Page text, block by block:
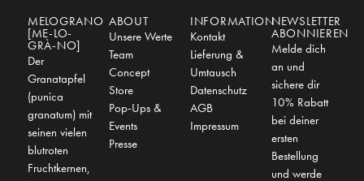
MELOGRANO
[ME-LO-
GRÀ-NO]
Der
Granatapfel
(punica
granatum) mit
seinen vielen
blutroten
Fruchtkernen,
ABOUT
Unsere Werte
Team
Concept
Store
Pop-Ups &
Events
Presse
INFORMATION
Kontakt
Lieferung &
Umtausch
Datenschutz
AGB
Impressum
NEWSLETTER
ABONNIEREN
Melde dich
an und
sichere dir
10% Rabatt
bei deiner
ersten
Bestellung
und werde